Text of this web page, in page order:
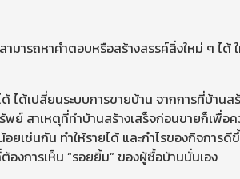
มารถหาคำตอบหรือสร้างสรรค์สิ่งใหม่ ๆ ได้
ด้เปลี่ยนระบบการขายบ้าน จากการที่บ้านส
ย์ สาเหตุที่ทำบ้านสร้างเสร็จก่อนขายก็เพื่อค
ช่นกัน ทำให้รายได้ และกำไรของกิจการดี
งการเห็น “รอยยิ้ม” ของผู้ซื้อบ้านนั่นเอง